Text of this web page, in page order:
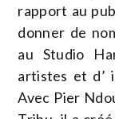
rapport au
donner de
au Studio
artistes et d’
Avec Pier